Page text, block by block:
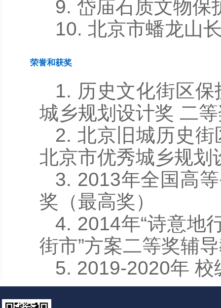
9. 岱庙石质文物保
10. 北京市蟠龙山
荣誉和获奖
1. 历史文化街区
城乡规划设计奖 二
2. 北京旧城历史
北京市优秀城乡规划
3. 2013年全国高
奖（最高奖）
4. 2014年“诗意地
街市”方案二等奖辅
5. 2019-2020年